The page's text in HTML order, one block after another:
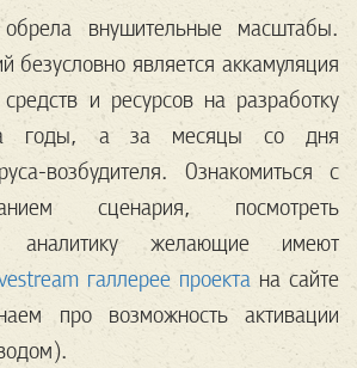
внушительные масштабы.
безусловно является аккамуляция
и ресурсов на разработку
годы, а за месяцы со дня
возбудителя. Ознакомиться с
сценария, посмотреть
аналитику желающие имеют
галлерее проекта на сайте
про возможность активации